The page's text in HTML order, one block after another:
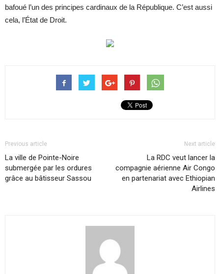
bafoué l’un des principes cardinaux de la République. C’est aussi
cela, l’État de Droit.
Previous article
La ville de Pointe-Noire
submergée par les ordures
grâce au bâtisseur Sassou
Next article
La RDC veut lancer la
compagnie aérienne Air Congo
en partenariat avec Ethiopian
Airlines